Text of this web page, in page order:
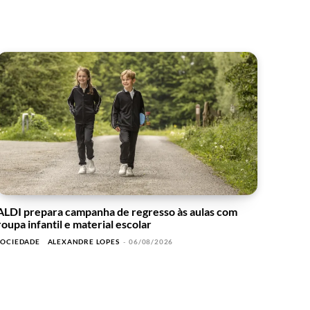
prepara campanha de regresso às aulas com
infantil e material escolar
ALEXANDRE LOPES - 06/08/2026